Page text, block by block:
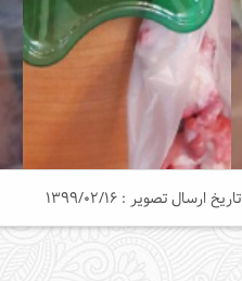
تاریخ ارسال تصویر : 1399/02/16